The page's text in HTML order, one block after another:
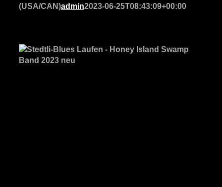
(USA/CAN)admin2023-06-25T08:43:09+00:00